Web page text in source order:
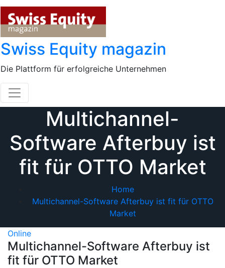
Skip
content
Swiss Equity magazin
Die Plattform für erfolgreiche Unternehmen
Multichannel-
Software Afterbuy ist
fit für OTTO Market
Home
Multichannel-Software Afterbuy ist fit für OTTO
Market
Online
Multichannel-Software Afterbuy ist
fit für OTTO Market